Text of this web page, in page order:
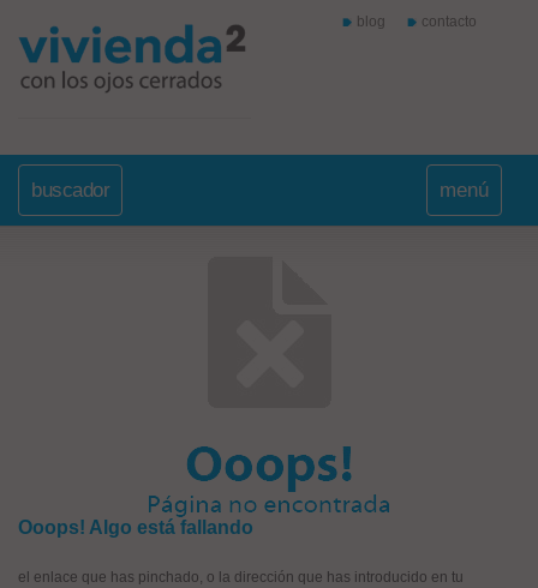
blog contacto
buscador menú
Ooops! Algo está fallando
el enlace que has pinchado, o la dirección que has introducido en tu